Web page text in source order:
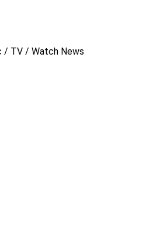
/ TV / Watch News